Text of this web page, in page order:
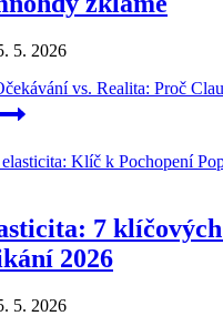
5. 2026
vs. Realita: Proč
7
2026
5. 2026